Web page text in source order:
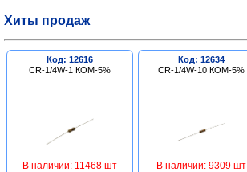
Хиты продаж
Код: 12616
CR-1/4W-1 КОМ-5%
В наличии: 11468 шт
Код: 12634
CR-1/4W-10 КОМ-5%
В наличии: 9309 шт